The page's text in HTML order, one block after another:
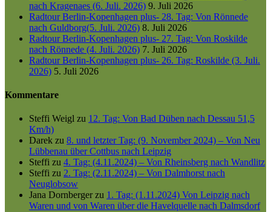
nach Kragenaes (6. Juli. 2026) 9. Juli 2026
Radtour Berlin-Kopenhagen plus- 28. Tag: Von Rönnede
nach Guldborg(5. Juli. 2026) 8. Juli 2026
Radtour Berlin-Kopenhagen plus- 27. Tag: Von Roskilde
nach Rönnede (4. Juli. 2026) 7. Juli 2026
Radtour Berlin-Kopenhagen plus- 26. Tag: Roskilde (3. Juli.
2026) 5. Juli 2026
Kommentare
Steffi Weigl zu 12. Tag: Von Bad Düben nach Dessau 51,5
Km/h)
Darek zu 8. und letzter Tag: (9. November 2024) – Von Neu
Lübbenau über Cottbus nach Leipzig
Steffi zu 4. Tag: (4.11.2024) – Von Rheinsberg nach Wandlitz
Steffi zu 2. Tag: (2.11.2024) – Von Dalmhorst nach
Neuglobsow
Jana Dornbergerzu 1. Tag: (1.11.2024) Von Leipzig nach
Waren und von Waren über die Havelquelle nach Dalmsdorf